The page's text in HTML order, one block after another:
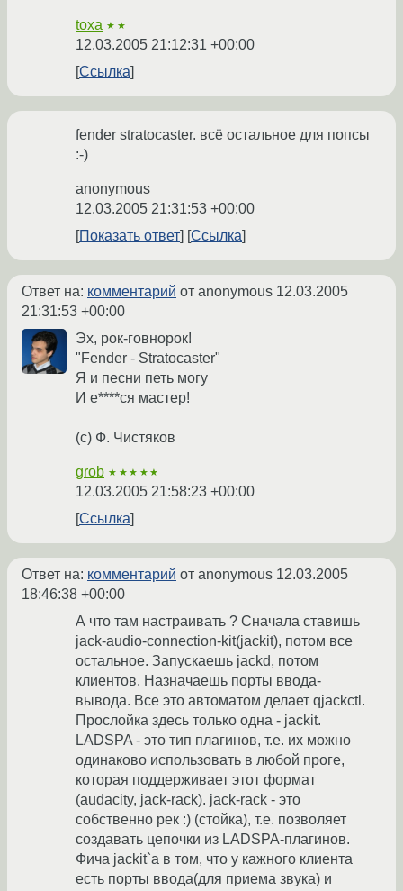
toxa ★★
12.03.2005 21:12:31 +00:00
Ссылка
fender stratocaster. всё остальное для попсы
:-)
anonymous
12.03.2005 21:31:53 +00:00
Показать ответ
Ссылка
Ответ на: комментарий от anonymous 12.03.2005
21:31:53 +00:00
Эх, рок-говнорок!
"Fender - Stratocaster"
Я и песни петь могу
И е****ся мастер!
(с) Ф. Чистяков
grob ★★★★★
12.03.2005 21:58:23 +00:00
Ссылка
Ответ на: комментарий от anonymous 12.03.2005
18:46:38 +00:00
А что там настраивать ? Сначала ставишь
jack-audio-connection-kit(jackit), потом все
остальное. Запускаешь jackd, потом
клиентов. Назначаешь порты ввода-
вывода. Все это автоматом делает qjackctl.
Прослойка здесь только одна - jackit.
LADSPA - это тип плагинов, т.е. их можно
одинаково использовать в любой проге,
которая поддерживает этот формат
(audacity, jack-rack). jack-rack - это
собственно рек :) (стойка), т.е. позволяет
создавать цепочки из LADSPA-плагинов.
Фича jackit`а в том, что у кажного клиента
есть порты ввода(для приема звука) и